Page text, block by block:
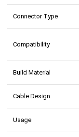
Connector Type
Compatibility
Build Material
Cable Design
Usage